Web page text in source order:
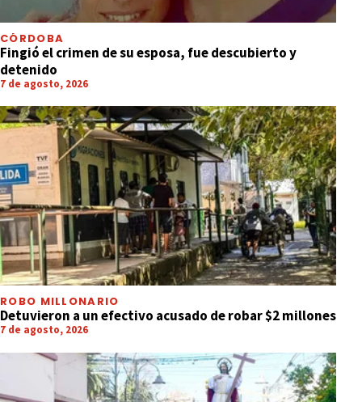
CÓRDOBA
Fingió el crimen de su esposa, fue descubierto y
detenido
7 de agosto, 2026
ROBO MILLONARIO
Detuvieron a un efectivo acusado de robar $2 millones
7 de agosto, 2026